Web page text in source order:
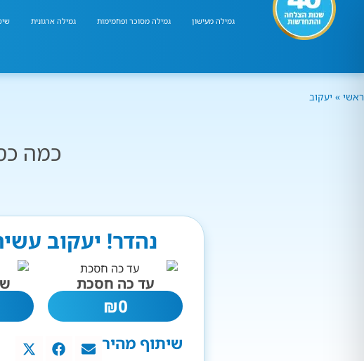
גמילה מעישון גמילה מסוכר ופחמימות גמילה ארגונית
ראשי » יעקוב
כמה
נהדר! יעקוב
עד כה חסכת
0
₪
שיתוף מהיר